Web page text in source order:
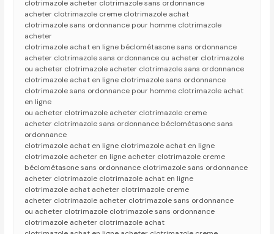
clotrimazole acheter clotrimazole sans ordonnance
acheter clotrimazole creme clotrimazole achat
clotrimazole sans ordonnance pour homme clotrimazole
acheter
clotrimazole achat en ligne béclométasone sans ordonnance
acheter clotrimazole sans ordonnance ou acheter clotrimazole
ou acheter clotrimazole acheter clotrimazole sans ordonnance
clotrimazole achat en ligne clotrimazole sans ordonnance
clotrimazole sans ordonnance pour homme clotrimazole achat
en ligne
ou acheter clotrimazole acheter clotrimazole creme
acheter clotrimazole sans ordonnance béclométasone sans
ordonnance
clotrimazole achat en ligne clotrimazole achat en ligne
clotrimazole acheter en ligne acheter clotrimazole creme
béclométasone sans ordonnance clotrimazole sans ordonnance
acheter clotrimazole clotrimazole achat en ligne
clotrimazole achat acheter clotrimazole creme
acheter clotrimazole acheter clotrimazole sans ordonnance
ou acheter clotrimazole clotrimazole sans ordonnance
clotrimazole acheter clotrimazole achat